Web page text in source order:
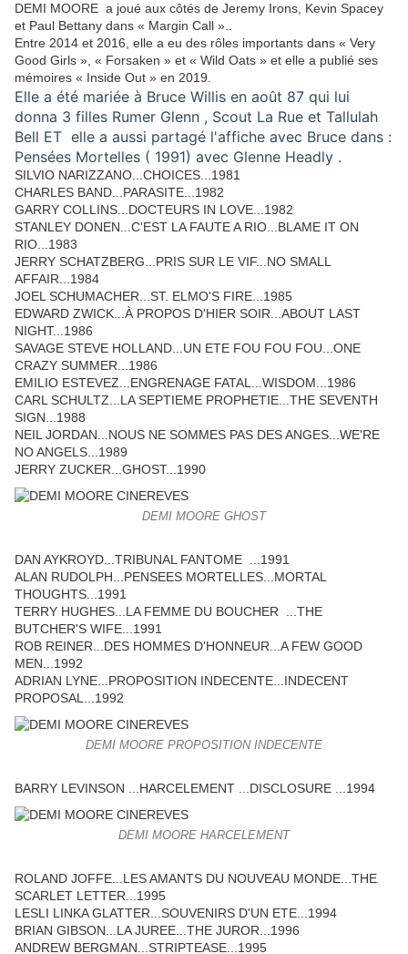
DEMI MOORE a joué aux côtés de Jeremy Irons, Kevin Spacey
et Paul Bettany dans « Margin Call »..
Entre 2014 et 2016, elle a eu des rôles importants dans « Very
Good Girls », « Forsaken » et « Wild Oats » et elle a publié ses
mémoires « Inside Out » en 2019.
Elle a été mariée à Bruce Willis en août 87 qui lui
donna 3 filles Rumer Glenn , Scout La Rue et Tallulah
Bell ET elle a aussi partagé l'affiche avec Bruce dans :
Pensées Mortelles ( 1991) avec Glenne Headly .
SILVIO NARIZZANO...CHOICES...1981
CHARLES BAND...PARASITE...1982
GARRY COLLINS...DOCTEURS IN LOVE...1982
STANLEY DONEN...C'EST LA FAUTE A RIO...BLAME IT ON
RIO...1983
JERRY SCHATZBERG...PRIS SUR LE VIF...NO SMALL
AFFAIR...1984
JOEL SCHUMACHER...ST. ELMO'S FIRE...1985
EDWARD ZWICK...À PROPOS D'HIER SOIR...ABOUT LAST
NIGHT...1986
SAVAGE STEVE HOLLAND...UN ETE FOU FOU FOU...ONE
CRAZY SUMMER...1986
EMILIO ESTEVEZ...ENGRENAGE FATAL...WISDOM...1986
CARL SCHULTZ...LA SEPTIEME PROPHETIE...THE SEVENTH
SIGN...1988
NEIL JORDAN...NOUS NE SOMMES PAS DES ANGES...WE'RE
NO ANGELS...1989
JERRY ZUCKER...GHOST...1990
DEMI MOORE GHOST
DAN AYKROYD...TRIBUNAL FANTOME ...1991
ALAN RUDOLPH...PENSEES MORTELLES...MORTAL
THOUGHTS...1991
TERRY HUGHES...LA FEMME DU BOUCHER ...THE
BUTCHER'S WIFE...1991
ROB REINER...DES HOMMES D'HONNEUR...A FEW GOOD
MEN...1992
ADRIAN LYNE...PROPOSITION INDECENTE...INDECENT
PROPOSAL...1992
DEMI MOORE PROPOSITION INDECENTE
BARRY LEVINSON ...HARCELEMENT ...DISCLOSURE ...1994
DEMI MOORE HARCELEMENT
ROLAND JOFFE...LES AMANTS DU NOUVEAU MONDE...THE
SCARLET LETTER...1995
LESLI LINKA GLATTER...SOUVENIRS D'UN ETE...1994
BRIAN GIBSON...LA JUREE...THE JUROR...1996
ANDREW BERGMAN...STRIPTEASE...1995